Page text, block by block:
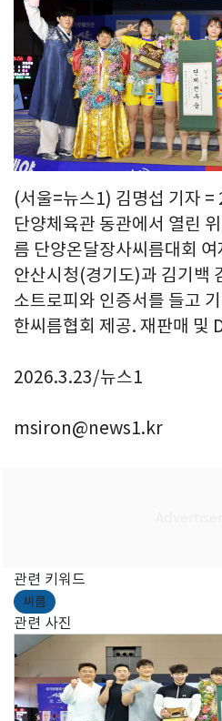
(서울=뉴스1) 김명섭 기자 =
단양체육관 동관에서 열린
름 단양온달장사씨름대회
안산시청(경기도)과 김기백
소트로피와 인증서를 들고
한씨름협회 제공. 재판매 및
2026.3.23/뉴스1
msiron@news1.kr
관련 키워드
씨름
관련 사진